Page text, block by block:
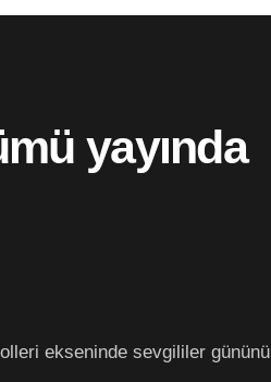
yayında
ekseninde sevgililer gününü